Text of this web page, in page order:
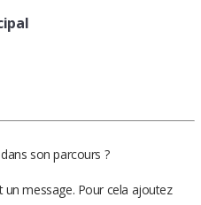
son parcours ?
message. Pour cela ajoutez